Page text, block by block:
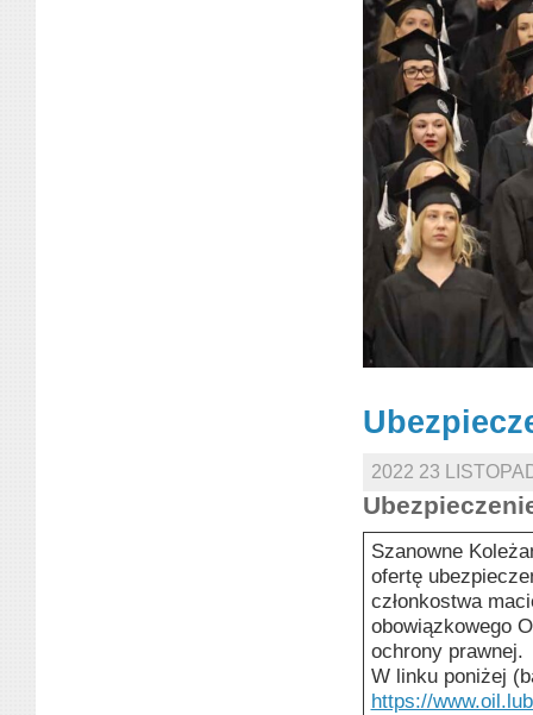
2022 23
Szanowne
ofertę
członkostwa
obowiązkowego
ochrony prawnej.
W linku poniżej
https://